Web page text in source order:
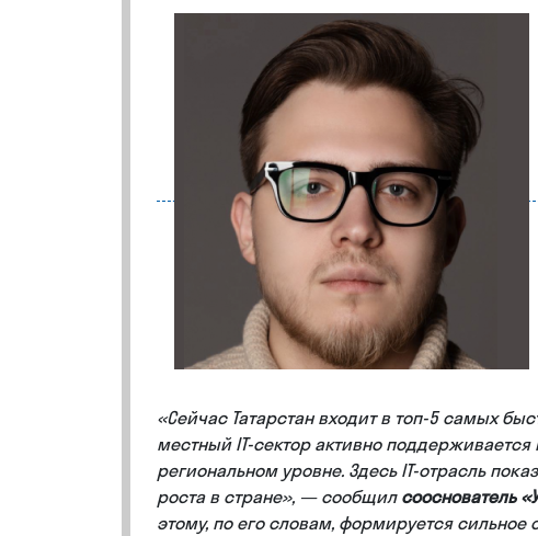
«Сейчас Татарстан входит в топ-5 самых
местный IT-сектор активно
региональном уровне. Здесь IT-отрасль
роста в стране», — сообщил сооснователь
этому, по его словам, формируется